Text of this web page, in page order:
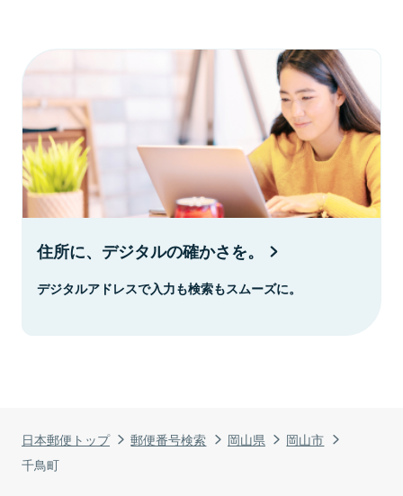
日本郵便トップ 郵便番号検索 岡山県
岡山市
千鳥町
住所に、デジタルの確かさを。
デジタルアドレスで入力も検索もスムーズに。